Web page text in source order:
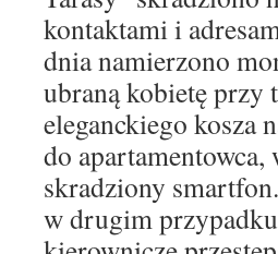
kontaktami i
dnia namierzono
ubraną kobietę przy
eleganckiego kosza
do
skradziony
w drugim